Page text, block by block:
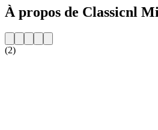
À propos de Classicnl
(2)